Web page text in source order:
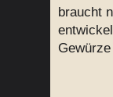
braucht